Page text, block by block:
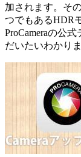
加されます。そ
つでもあるHDR
ProCameraの公
だいたいわかりま